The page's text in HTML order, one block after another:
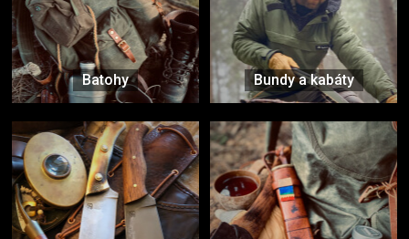
Batohy Bundy a kabáty